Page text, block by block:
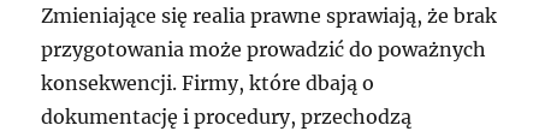
Zmieniające się realia prawne sprawiają, że brak
przygotowania może prowadzić do poważnych
konsekwencji. Firmy, które dbają o
dokumentację i procedury, przechodzą